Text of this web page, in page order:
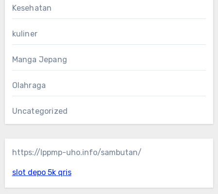
Kesehatan
kuliner
Manga Jepang
Olahraga
Uncategorized
https://lppmp-uho.info/sambutan/
slot depo 5k qris